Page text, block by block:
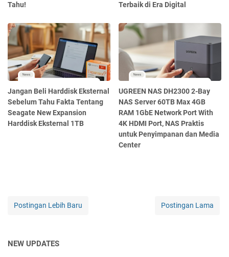
Tahu!
Terbaik di Era Digital
Jangan Beli Harddisk Eksternal
Sebelum Tahu Fakta Tentang
Seagate New Expansion
Harddisk Eksternal 1TB
UGREEN NAS DH2300 2-Bay
NAS Server 60TB Max 4GB
RAM 1GbE Network Port With
4K HDMI Port, NAS Praktis
untuk Penyimpanan dan Media
Center
Postingan Lebih Baru Postingan Lama
NEW UPDATES